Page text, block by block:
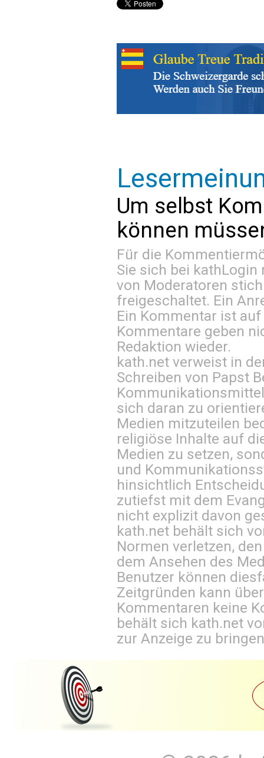
Um selbst
können
Für die
Sie sich bei kathLogin
von Moderatoren
freigeschaltet. Ein
Ein Kommentar ist
Kommentare geben
Redaktion wieder.
kath.net verweist in
Schreiben von Papst
sich daran zu
Medien mitzuteilen
religiöse Inhalte auf
Medien zu setzen,
und
hinsichtlich
zutiefst mit dem
nicht explizit davon
kath.net behält sich
Normen verletzen,
dem Ansehen des
Benutzer können
Zeitgründen kann
Kommentaren keine
behält sich kath.net
zur Anzeige zu